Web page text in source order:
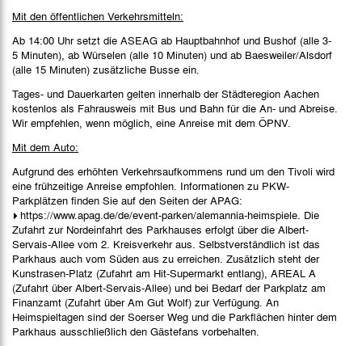
Mit den öffentlichen Verkehrsmitteln:
Ab 14:00 Uhr setzt die ASEAG ab Hauptbahnhof und Bushof (alle 3-
5 Minuten), ab Würselen (alle 10 Minuten) und ab Baesweiler/Alsdorf
(alle 15 Minuten) zusätzliche Busse ein.
Tages- und Dauerkarten gelten innerhalb der Städteregion Aachen
kostenlos als Fahrausweis mit Bus und Bahn für die An- und Abreise.
Wir empfehlen, wenn möglich, eine Anreise mit dem ÖPNV.
Mit dem Auto:
Aufgrund des erhöhten Verkehrsaufkommens rund um den Tivoli wird
eine frühzeitige Anreise empfohlen. Informationen zu PKW-
Parkplätzen finden Sie auf den Seiten der APAG:
https://www.apag.de/de/event-parken/alemannia-heimspiele . Die
Zufahrt zur Nordeinfahrt des Parkhauses erfolgt über die Albert-
Servais-Allee vom 2. Kreisverkehr aus. Selbstverständlich ist das
Parkhaus auch vom Süden aus zu erreichen. Zusätzlich steht der
Kunstrasen-Platz (Zufahrt am Hit-Supermarkt entlang), AREAL A
(Zufahrt über Albert-Servais-Allee) und bei Bedarf der Parkplatz am
Finanzamt (Zufahrt über Am Gut Wolf) zur Verfügung. An
Heimspieltagen sind der Soerser Weg und die Parkflächen hinter dem
Parkhaus ausschließlich den Gästefans vorbehalten.